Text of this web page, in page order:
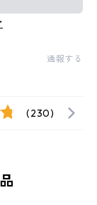
通報する
(230)